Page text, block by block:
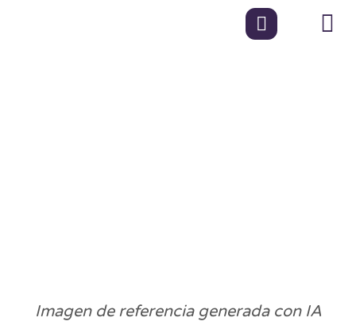
Imagen de referencia generada con IA